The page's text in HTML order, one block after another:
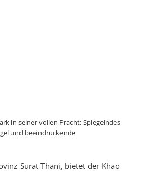
in seiner vollen Pracht: Spiegelndes
und beeindruckende
Surat Thani, bietet der Khao